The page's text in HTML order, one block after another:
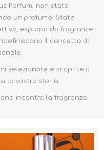
Parfum, non state
un profumo. State
esplorando fragranze
il concetto di
selezionate e scoprite il
la vostra storia.
incontra la fragranza.